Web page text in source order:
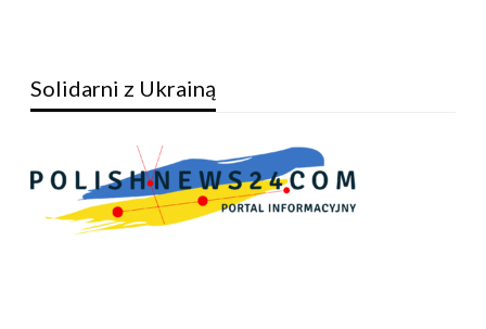
Solidarni z Ukrainą